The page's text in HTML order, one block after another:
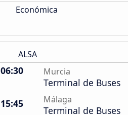
Económica
ALSA
06:30 Murcia
Terminal de Buses
15:45
Málaga
Terminal de Buses